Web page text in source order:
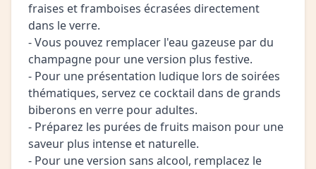
fraises et framboises écrasées directement
dans le verre.
- Vous pouvez remplacer l'eau gazeuse par du
champagne pour une version plus festive.
- Pour une présentation ludique lors de soirées
thématiques, servez ce cocktail dans de grands
biberons en verre pour adultes.
- Préparez les purées de fruits maison pour une
saveur plus intense et naturelle.
- Pour une version sans alcool, remplacez le